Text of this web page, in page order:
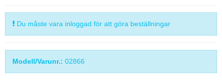
Du måste vara inloggad för att göra beställningar
Modell/Varunr.: 02866